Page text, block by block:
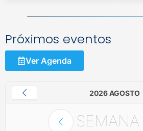
Próximos eventos
Ver Agenda
2026 AGOSTO
SEMANA